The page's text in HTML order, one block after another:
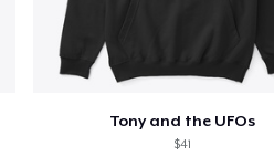
Tony and the UFOs
$41
Procéder à la
Vérification